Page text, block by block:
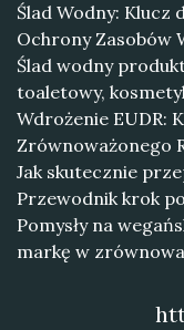
Ślad Wodny: Klucz
Ochrony Zasobów
Ślad wodny
toaletowy,
Wdrożenie EUDR:
Zrównoważonego
Jak skutecznie
Przewodnik krok
Pomysły na
markę w